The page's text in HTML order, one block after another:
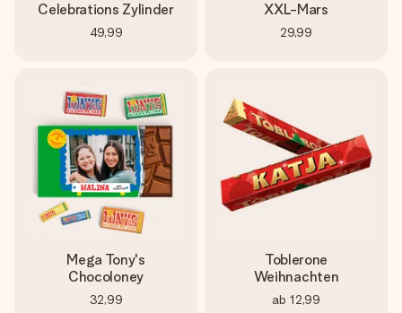
Celebrations Zylinder
49,99
XXL-Mars
29,99
Mega Tony's
Chocoloney
32,99
Toblerone
Weihnachten
ab 12,99